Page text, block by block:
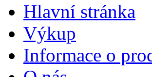
Hlavní stránka
Výkup
Informace o